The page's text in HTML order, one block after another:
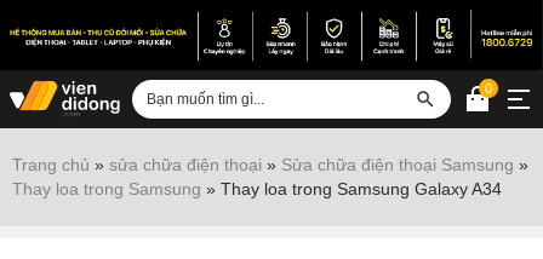
Sửa iPhone
0
Trang chủ » sửa chữa điện thoại » Sửa chữa điện thoại Samsung »
Thay loa trong Samsung » Thay loa trong Samsung Galaxy A34